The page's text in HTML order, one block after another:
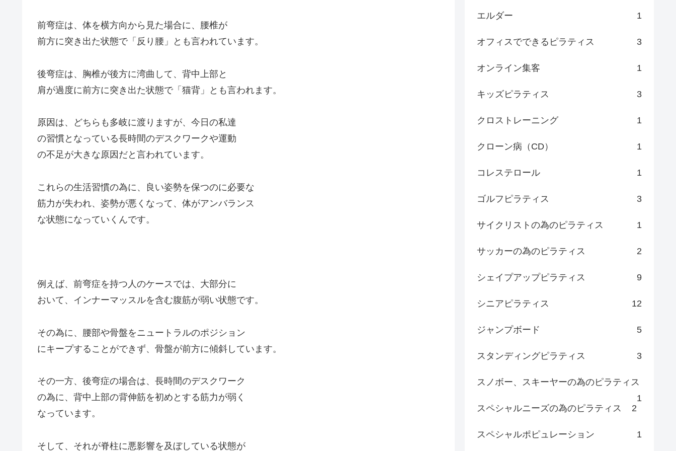
前弯症は、体を横方向から見た場合に、腰椎が
前方に突き出た状態で「反り腰」とも言われています。
後弯症は、胸椎が後方に湾曲して、背中上部と
肩が過度に前方に突き出た状態で「猫背」とも言われます。
原因は、どちらも多岐に渡りますが、今日の私達
の習慣となっている長時間のデスクワークや運動
の不足が大きな原因だと言われています。
これらの生活習慣の為に、良い姿勢を保つのに必要な
筋力が失われ、姿勢が悪くなって、体がアンバランス
な状態になっていくんです。
例えば、前弯症を持つ人のケースでは、大部分に
おいて、インナーマッスルを含む腹筋が弱い状態です。
その為に、腰部や骨盤をニュートラルのポジション
にキープすることができず、骨盤が前方に傾斜しています。
その一方、後弯症の場合は、長時間のデスクワーク
の為に、背中上部の背伸筋を初めとする筋力が弱く
なっています。
そして、それが脊柱に悪影響を及ぼしている状態が
エルダー 1
オフィスでできるピラティス 3
オンライン集客 1
キッズピラティス 3
クロストレーニング 1
クローン病（CD） 1
コレステロール 1
ゴルフピラティス 3
サイクリストの為のピラティス 1
サッカーの為のピラティス 2
シェイプアップピラティス 9
シニアピラティス 12
ジャンプボード 5
スタンディングピラティス 3
スノボー、スキーヤーの為のピラティス
1
スペシャルニーズの為のピラティス
2
スペシャルポピュレーション 1